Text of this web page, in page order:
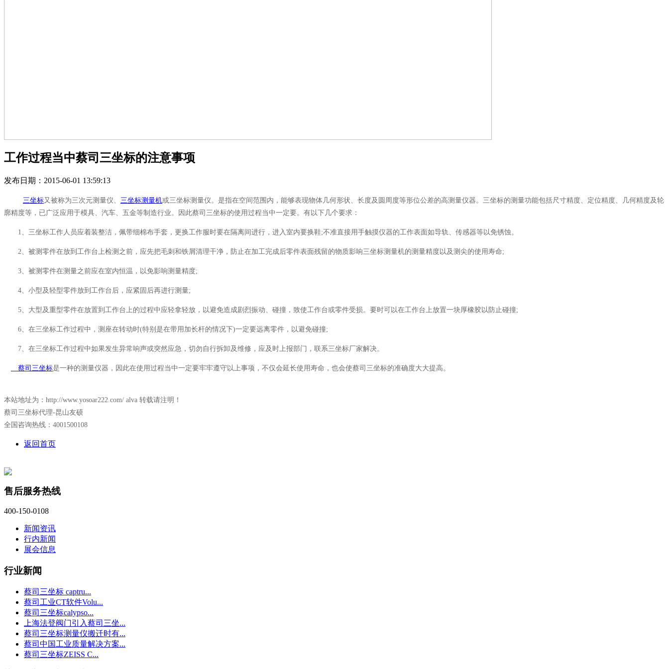
工作过程当中蔡司三坐标的注意事项
发布日期：2015-06-01 13:59:13
三坐标又被称为三次元测量仪、 三坐标测量机或三坐标测量仪。是指在空间范围内，能够表现物体几何形状、长度及圆周度等形位公差的高测量仪器。三坐标的测量功能包括尺寸精度、定位精度、几何精度及轮
廓精度等，已广泛应用于模具、汽车、五金等制造行业。因此蔡司三坐标的使用过程当中一定要。有以下几个要求：
1、三坐标工作人员应着装整洁，佩带细棉布手套，更换工作服时要在隔离间进行，进入室内要换鞋;不准直接用手触摸仪器的工作表面如导轨、传感器等以免锈蚀。
2、被测零件在放到工作台上检测之前，应先把毛刺和铁屑清理干净，防止在加工完成后零件表面残留的物质影响三坐标测量机的测量精度以及测尖的使用寿命;
3、被测零件在测量之前应在室内恒温，以免影响测量精度;
4、小型及轻型零件放到工作台后，应紧固后再进行测量;
5、大型及重型零件在放置到工作台上的过程中应轻拿轻放，以避免造成剧烈振动、碰撞，致使工作台或零件受损。要时可以在工作台上放置一块厚橡胶以防止碰撞;
6、在三坐标工作过程中，测座在转动时(特别是在带用加长杆的情况下)一定要远离零件，以避免碰撞;
7、在三坐标工作过程中如果发生异常响声或突然应急，切勿自行拆卸及维修，应及时上报部门，联系三坐标厂家解决。
蔡司三坐标是一种的测量仪器，因此在使用过程当中一定要牢牢遵守以上事项，不仅会延长使用寿命，也会使蔡司三坐标的准确度大大提高。
本站地址为：http://www.yosoar222.com/ alva 转载请注明！
蔡司三坐标代理-昆山友硕
全国咨询热线：4001500108
返回首页
售后服务热线
400-150-0108
新闻资讯
行内新闻
展会信息
行业新闻
蔡司三坐标 captru...
蔡司工业CT软件Volu...
蔡司三坐标calypso...
上海法登阀门引入蔡司三坐...
蔡司三坐标测量仪搬迁时有...
蔡司中国工业质量解决方案...
蔡司三坐标ZEISS C...